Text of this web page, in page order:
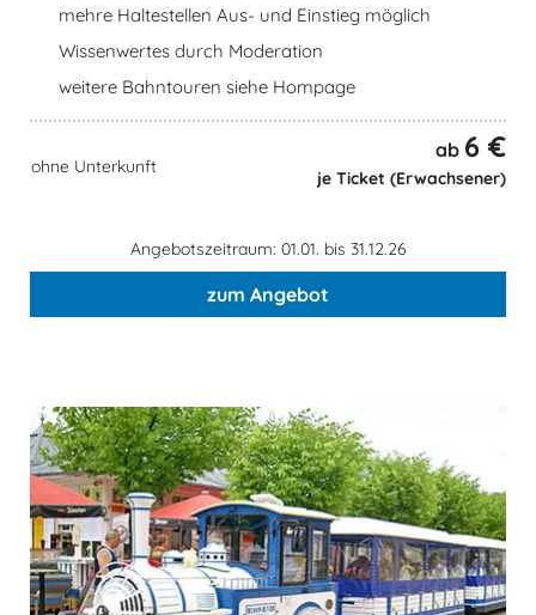
mehre Haltestellen Aus- und Einstieg möglich
Wissenwertes durch Moderation
weitere Bahntouren siehe Hompage
ohne Unterkunft
ab 6 €
je Ticket (Erwachsener)
Angebotszeitraum: 01.01. bis 31.12.26
zum Angebot